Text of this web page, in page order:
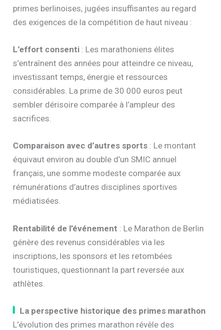
primes berlinoises, jugées insuffisantes au regard
des exigences de la compétition de haut niveau :
L’effort consenti : Les marathoniens élites
s’entraînent des années pour atteindre ce niveau,
investissant temps, énergie et ressources
considérables. La prime de 30 000 euros peut
sembler dérisoire comparée à l’ampleur des
sacrifices.
Comparaison avec d’autres sports : Le montant
équivaut environ au double d’un SMIC annuel
français, une somme modeste comparée aux
rémunérations d’autres disciplines sportives
médiatisées.
Rentabilité de l’événement : Le Marathon de Berlin
génère des revenus considérables via les
inscriptions, les sponsors et les retombées
touristiques, questionnant la part reversée aux
athlètes.
La perspective historique des primes marathon
L’évolution des primes marathon révèle des